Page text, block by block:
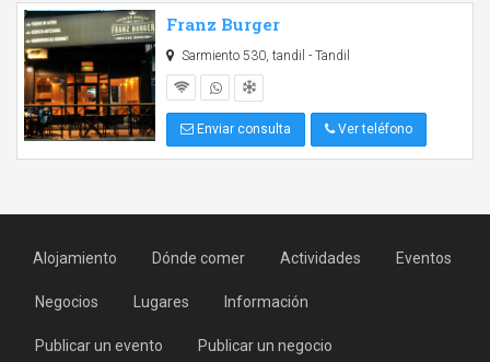
Franz Burger
Sarmiento 530, tandil - Tandil
Enviar consulta Ver teléfono
Alojamiento Dónde comer Actividades Eventos
Negocios Lugares Información
Publicar un evento Publicar un negocio